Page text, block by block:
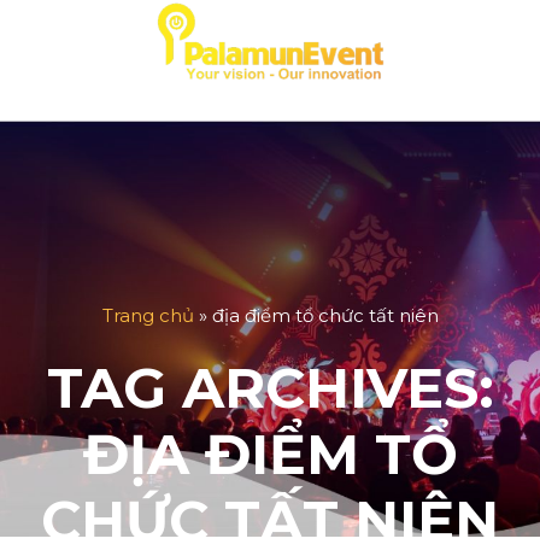
Trang chủ » địa điểm tổ chức tất niên
TAG ARCHIVES:
ĐỊA ĐIỂM TỔ
CHỨC TẤT NIÊN